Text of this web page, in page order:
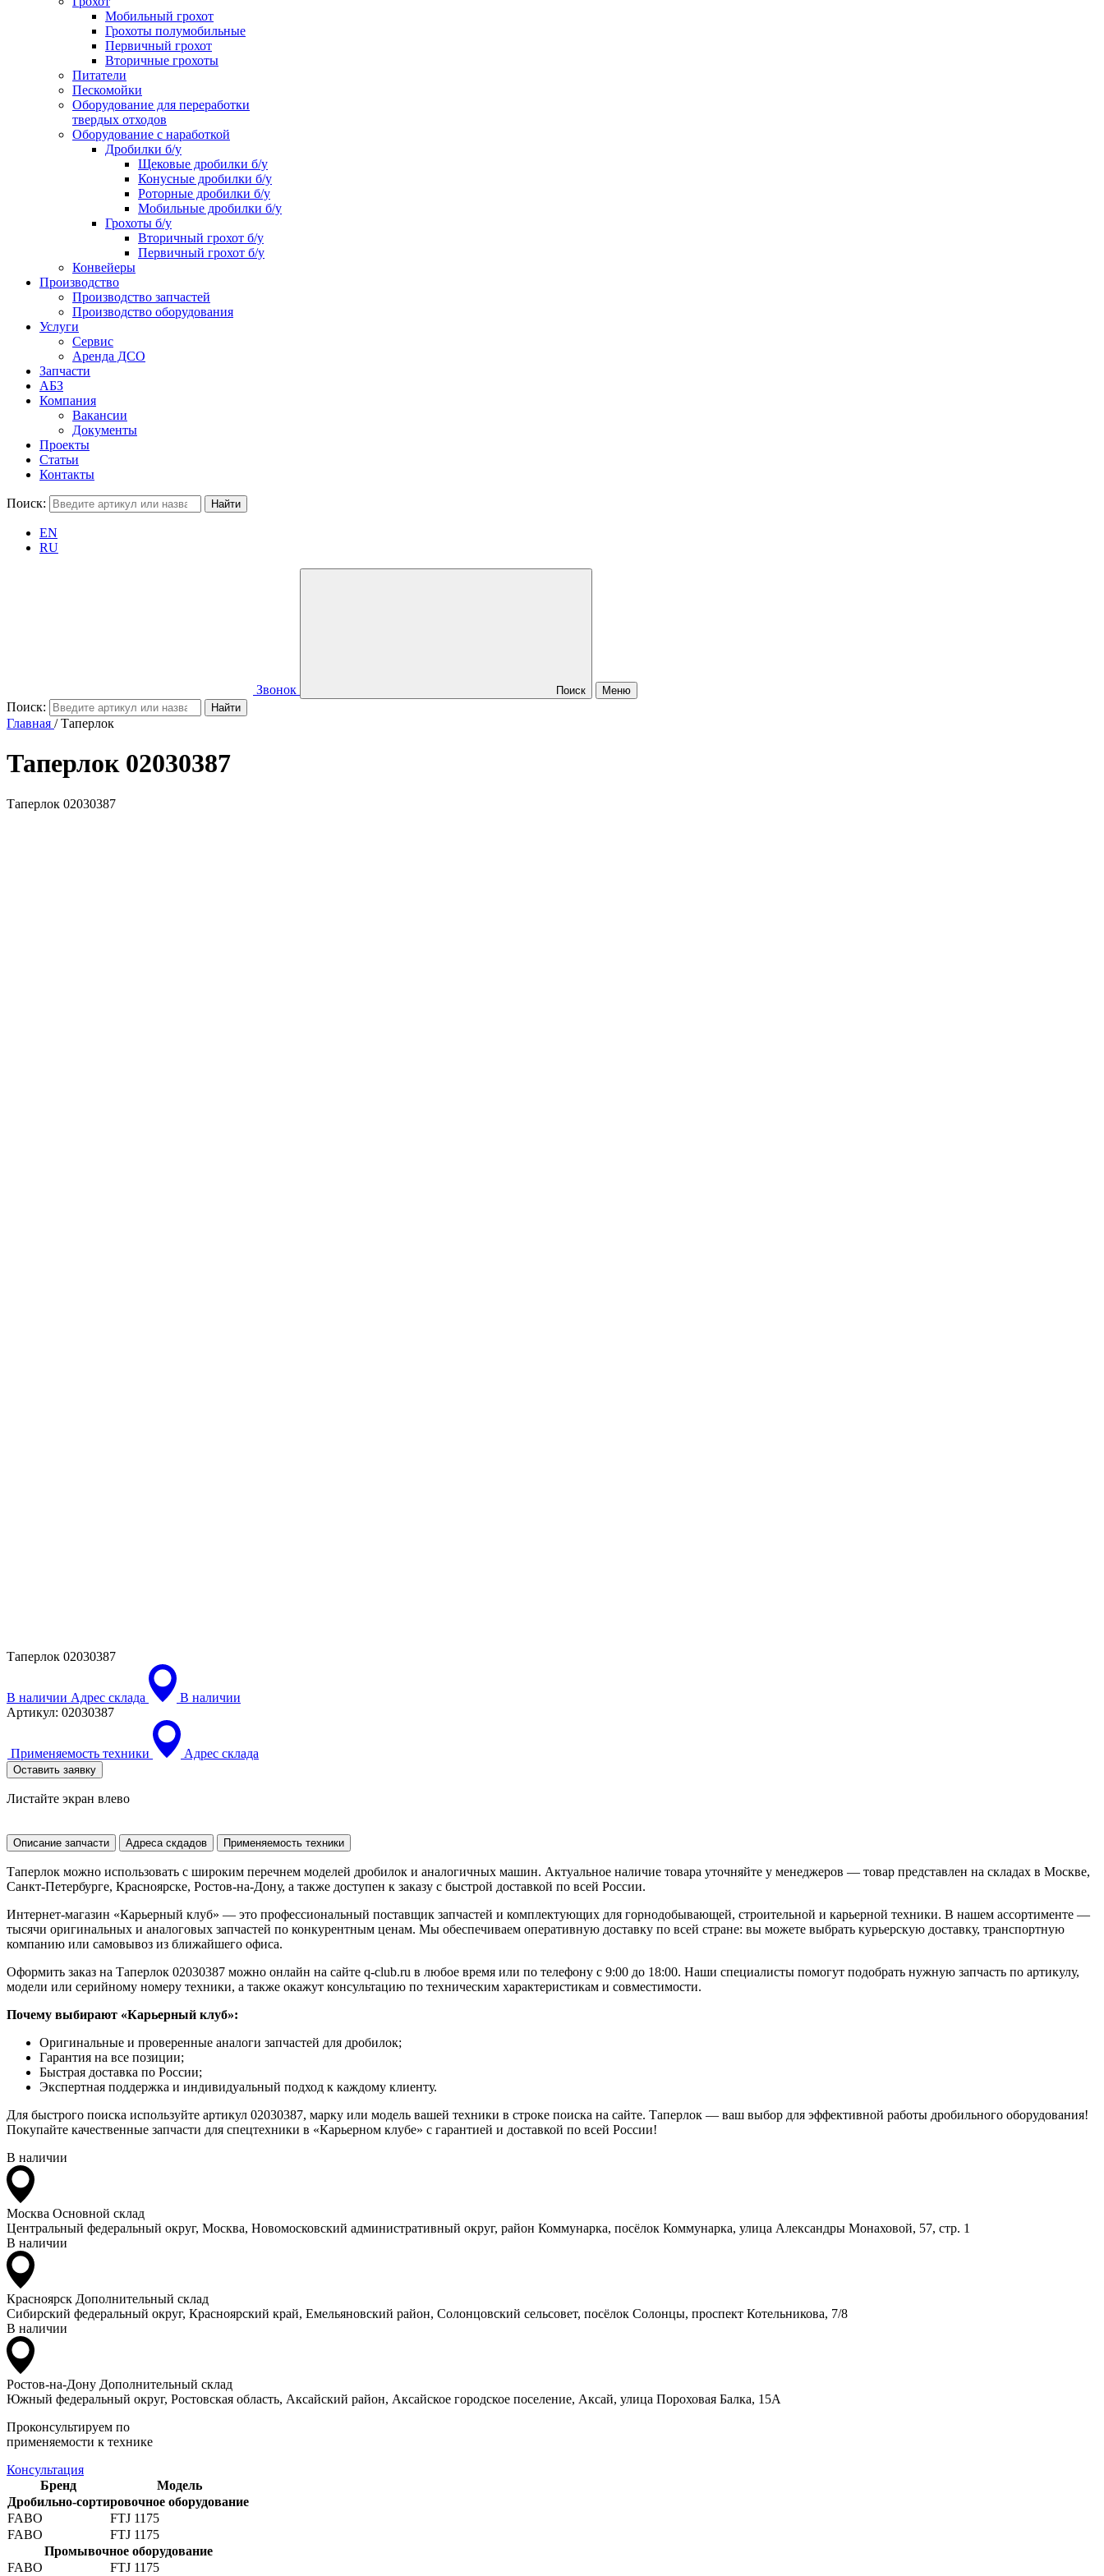
Мобильный грохот
Грохоты полумобильные
Первичный грохот
Вторичные грохоты
Питатели
Пескомойки
Оборудование для переработки
твердых отходов
Оборудование с наработкой
Дробилки б/у
Щековые дробилки б/у
Конусные дробилки б/у
Роторные дробилки б/у
Мобильные дробилки б/у
Грохоты б/у
Вторичный грохот б/у
Первичный грохот б/у
Конвейеры
Производство
Производство запчастей
Производство оборудования
Услуги
Сервис
Аренда ДСО
Запчасти
АБЗ
Компания
Вакансии
Документы
Проекты
Статьи
Контакты
Поиск:
EN
RU
Звонок Поиск Меню
Поиск:
Главная /Таперлок
Таперлок 02030387
Таперлок 02030387
Таперлок 02030387
В наличии Адрес склада
В наличии
Артикул: 02030387
Применяемость техники Адрес склада
Оставить заявку
Листайте экран влево
Описание запчасти Адреса скдадов Применяемость техники
Таперлок можно использовать с широким перечнем моделей дробилок и аналогичных машин. Актуальное наличие товара уточняйте у менеджеров — товар представлен на складах в Москве,
Санкт-Петербурге, Красноярске, Ростов-на-Дону, а также доступен к заказу с быстрой доставкой по всей России.
Интернет-магазин «Карьерный клуб» — это профессиональный поставщик запчастей и комплектующих для горнодобывающей, строительной и карьерной техники. В нашем ассортименте —
тысячи оригинальных и аналоговых запчастей по конкурентным ценам. Мы обеспечиваем оперативную доставку по всей стране: вы можете выбрать курьерскую доставку, транспортную
компанию или самовывоз из ближайшего офиса.
Оформить заказ на Таперлок 02030387 можно онлайн на сайте q-club.ru в любое время или по телефону с 9:00 до 18:00. Наши специалисты помогут подобрать нужную запчасть по артикулу,
модели или серийному номеру техники, а также окажут консультацию по техническим характеристикам и совместимости.
Почему выбирают «Карьерный клуб»:
Оригинальные и проверенные аналоги запчастей для дробилок;
Гарантия на все позиции;
Быстрая доставка по России;
Экспертная поддержка и индивидуальный подход к каждому клиенту.
Для быстрого поиска используйте артикул 02030387, марку или модель вашей техники в строке поиска на сайте. Таперлок — ваш выбор для эффективной работы дробильного оборудования!
Покупайте качественные запчасти для спецтехники в «Карьерном клубе» с гарантией и доставкой по всей России!
В наличии
Москва Основной склад
Центральный федеральный округ, Москва, Новомосковский административный округ, район Коммунарка, посёлок Коммунарка, улица Александры Монаховой, 57, стр. 1
В наличии
Красноярск Дополнительный склад
Сибирский федеральный округ, Красноярский край, Емельяновский район, Солонцовский сельсовет, посёлок Солонцы, проспект Котельникова, 7/8
В наличии
Ростов-на-Дону Дополнительный склад
Южный федеральный округ, Ростовская область, Аксайский район, Аксайское городское поселение, Аксай, улица Пороховая Балка, 15А
Проконсультируем по
применяемости к технике
Консультация
Бренд
Модель
Дробильно-сортировочное оборудование
FABO
FTJ 1175
FABO
FTJ 1175
Промывочное оборудование
FABO
FTJ 1175